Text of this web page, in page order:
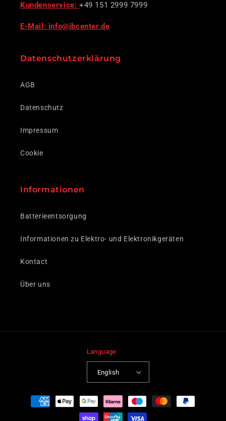
Kundenservice: +49 151 2999 7999
E-Mail: info@ibcenter.de
Datenschutzerklärung
AGB
Datenschutz
Impressum
Cookie
Informationen
Batterieentsorgung
Informationen zu Elektro- und Elektronikgeräten
Kontact
Über uns
Language
English
Payment
methods